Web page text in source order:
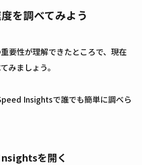
を調べてみよう
要性が理解できたところで、現在
みましょう。
Insightsで誰でも簡単に調べら
を開く